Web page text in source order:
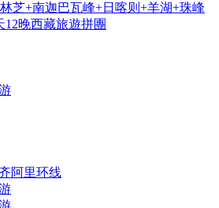
芝+南迦巴瓦峰+日喀则+羊湖+珠峰
12晚西藏旅遊拼團
阿里环线